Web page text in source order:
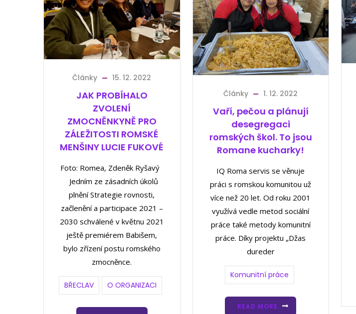
Články 15. 12. 2022
JAK PROBÍHALO
ZVOLENÍ
ZMOCNĚNKYNĚ PRO
ZÁLEŽITOSTI ROMSKÉ
MENŠINY LUCIE FUKOVÉ
Foto: Romea, Zdeněk Ryšavý
Jedním ze zásadních úkolů
plnění Strategie rovnosti,
začlenění a participace 2021 –
2030 schválené v květnu 2021
ještě premiérem Babišem,
bylo zřízení postu romského
zmocněnce.
BŘECLAV O ORGANIZACI
Články 1. 12. 2022
Vaří, pečou a plánují
desegregaci
romských škol. To jsou
Romane kucharky!
IQ Roma servis se věnuje
práci s romskou komunitou už
více než 20 let. Od roku 2001
využívá vedle metod sociální
práce také metody komunitní
práce. Díky projektu „Džas
dureder
Komunitní práce
READ MORE